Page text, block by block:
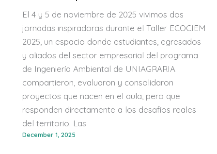
El 4 y 5 de noviembre de 2025 vivimos dos
jornadas inspiradoras durante el Taller ECOCIEM
2025, un espacio donde estudiantes, egresados
y aliados del sector empresarial del programa
de Ingeniería Ambiental de UNIAGRARIA
compartieron, evaluaron y consolidaron
proyectos que nacen en el aula, pero que
responden directamente a los desafíos reales
del territorio. Las
December 1, 2025